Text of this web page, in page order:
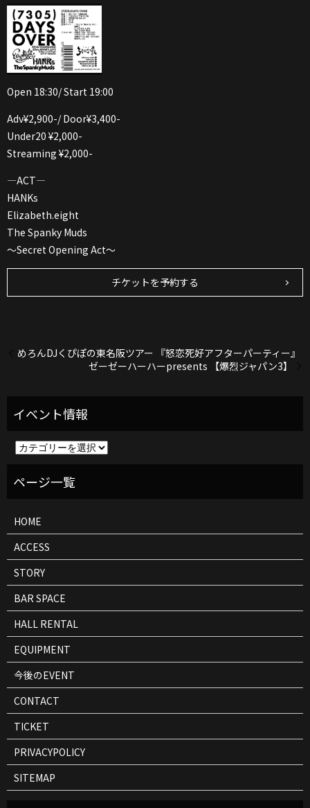
Open 18:30/ Start 19:00
Adv¥2,900-/ Door¥3,400-
Under20 ¥2,000-
Streaming ¥2,000-
—ACT—
HANKs
Elizabeth.eight
The Spanky Muds
〜Secret Opening Act〜
チケットを予約する
めろんDJくぴぽの東名阪ツアー 『怒恋死好アフターパーティー』
ゼーゼーハーハーpresents 【爆烈ジャパン3】
ト
HOME
ACCESS
STORY
BAR SPACE
HALL RENTAL
EQUIPMENT
今後のEVENT
CONTACT
TICKET
PRIVACYPOLICY
SITEMAP